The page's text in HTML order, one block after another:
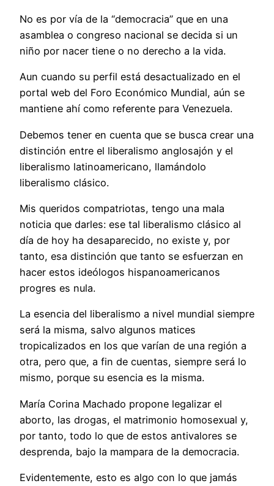
No es por vía de la “democracia” que en una
asamblea o congreso nacional se decida si un
niño por nacer tiene o no derecho a la vida.
Aun cuando su perfil está desactualizado en el
portal web del Foro Económico Mundial, aún se
mantiene ahí como referente para Venezuela.
Debemos tener en cuenta que se busca crear una
distinción entre el liberalismo anglosajón y el
liberalismo latinoamericano, llamándolo
liberalismo clásico.
Mis queridos compatriotas, tengo una mala
noticia que darles: ese tal liberalismo clásico al
día de hoy ha desaparecido, no existe y, por
tanto, esa distinción que tanto se esfuerzan en
hacer estos ideólogos hispanoamericanos
progres es nula.
La esencia del liberalismo a nivel mundial siempre
será la misma, salvo algunos matices
tropicalizados en los que varían de una región a
otra, pero que, a fin de cuentas, siempre será lo
mismo, porque su esencia es la misma.
María Corina Machado propone legalizar el
aborto, las drogas, el matrimonio homosexual y,
por tanto, todo lo que de estos antivalores se
desprenda, bajo la mampara de la democracia.
Evidentemente, esto es algo con lo que jamás